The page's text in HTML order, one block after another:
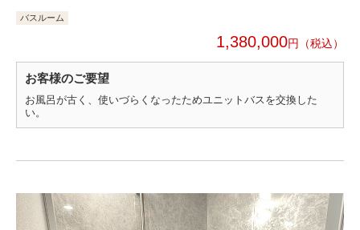
バスルーム
1,380,000円
お客様のご要望
お風呂が古く、使いづらくなったためユニットバスを交換した
い。